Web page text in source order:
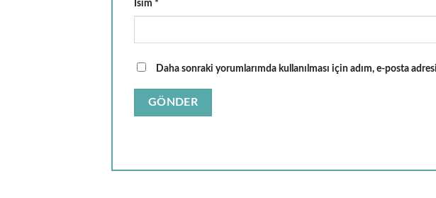
İsim *
Daha sonraki yorumlarımda kullanılması için adım, e-posta